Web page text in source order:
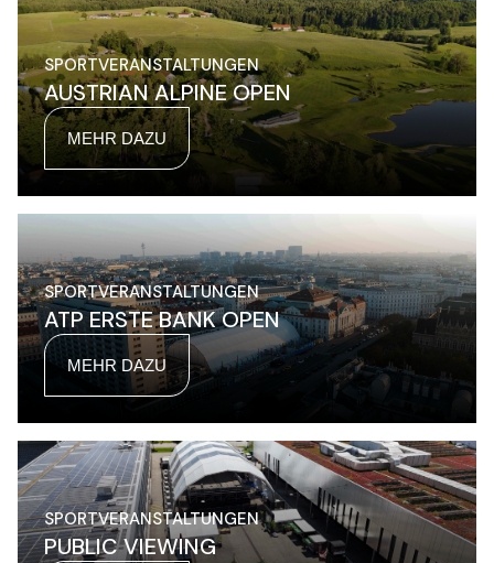
SPORTVERANSTALTUNGEN
AUSTRIAN ALPINE OPEN
MEHR DAZU
SPORTVERANSTALTUNGEN
ATP ERSTE BANK OPEN
MEHR DAZU
SPORTVERANSTALTUNGEN
PUBLIC VIEWING